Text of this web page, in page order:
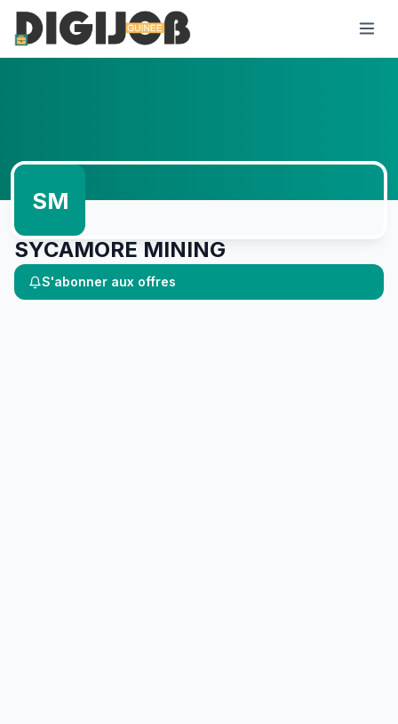
SM
SYCAMORE MINING
S'abonner aux offres